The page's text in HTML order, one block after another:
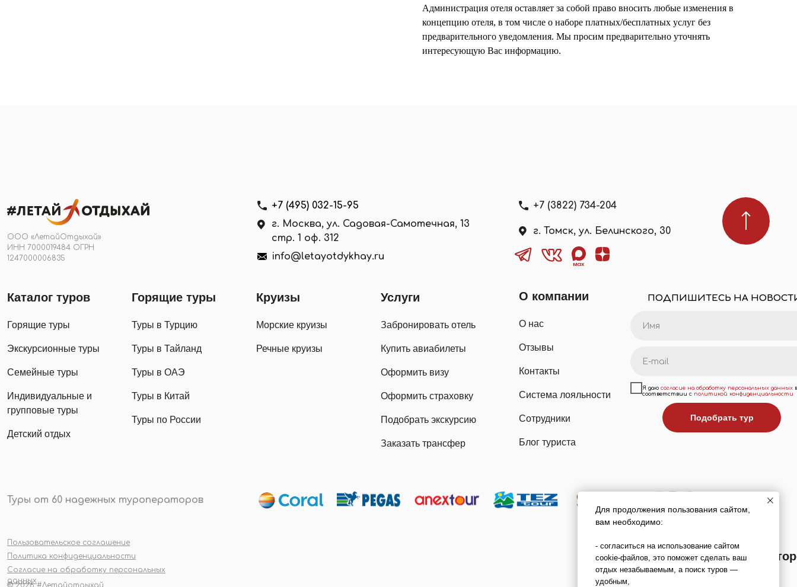
Администрация отеля оставляет за собой право вносить любые изменения в
концепцию отеля, в том числе о наборе платных/бесплатных услуг без
предварительного уведомления. Мы просим предварительно уточнять
интересующую Вас информацию.
© 2026 #Летайотдыхай
+7 (495) 032-15-95
info@letayotdykhay.ru
г. Москва, ул. Садовая-Самотечная, 13
стр. 1 оф. 312
Согласие на обработку персональных
данных
Политика конфиденциальности
Пользовательское соглашение
+7 (3822) 734-204
г. Томск, ул. Белинского, 30
ООО «ЛетайОтдыхай»
ИНН 7000019484 ОГРН
1247000006835
Каталог туров
Горящие туры
Экскурсионные туры
Семейные туры
Индивидуальные и
групповые туры
Детский отдых
Горящие туры
Туры в Турцию
Туры в Тайланд
Туры в ОАЭ
Туры в Китай
Туры по России
Круизы
Морские круизы
Речные круизы
Услуги
Забронировать отель
Купить авиабилеты
Оформить визу
Оформить страховку
Подобрать экскурсию
Заказать трансфер
О компании
О нас
Отзывы
Контакты
Система лояльности
Сотрудники
Блог туриста
Туры от 60 надежных туроператоров
Я даю согласие на обработку персональных данных в
соответствии с политикой конфиденциальности
Подобрать тур
ПОДПИШИТЕСЬ НА
Мы в реестре
В031-00161-00/03736762
Для продолжения пользования сайтом,
вам необходимо:
- согласиться на использование сайтом
cookie-файлов, это поможет сделать ваш
отдых незабываемым, а поиск туров —
удобным,